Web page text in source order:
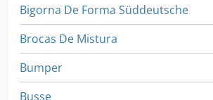
Bigorna De Forma Süddeutsche
Brocas De Mistura
Bumper
Busse